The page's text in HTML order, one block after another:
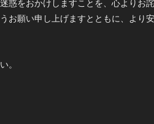
をおかけしますことを、心よりお詫
お願い申し上げますとともに、より
。